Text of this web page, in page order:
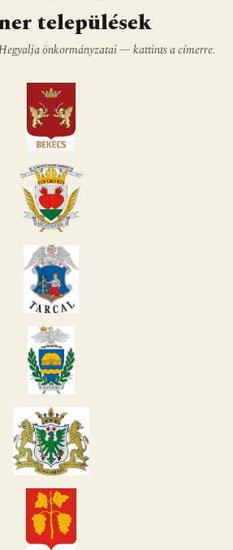
települések
önkormányzatai — kattints a címerre.